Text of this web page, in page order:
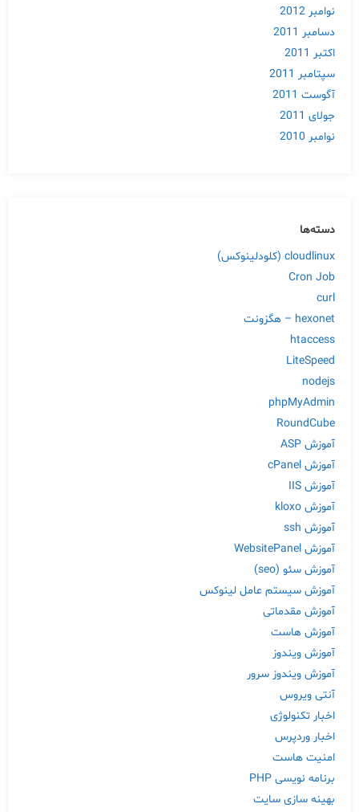
نوامبر 2012
دسامبر 2011
اکتبر 2011
سپتامبر 2011
آگوست 2011
جولای 2011
نوامبر 2010
دسته‌ها
cloudlinux (کلودلینوکس)
Cron Job
curl
hexonet – هگزونت
htaccess
LiteSpeed
nodejs
phpMyAdmin
RoundCube
آموزش ASP
آموزش cPanel
آموزش IIS
آموزش kloxo
آموزش ssh
آموزش WebsitePanel
آموزش سئو (seo)
آموزش سیستم عامل لینوکس
آموزش مقدماتی
آموزش هاست
آموزش ویندوز
آموزش ویندوز سرور
آنتی ویروس
اخبار تکنولوژی
اخبار وردپرس
امنیت هاست
برنامه نویسی PHP
بهینه سازی سایت